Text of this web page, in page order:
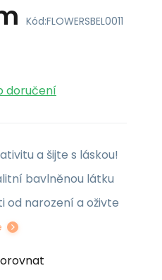
Kód:FLOWERSBEL0011
doručení
a šijte s láskou!
bavlněnou látku
od narození a oživte